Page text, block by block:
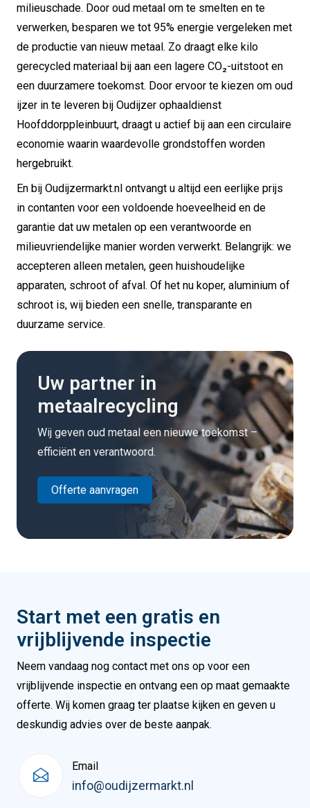
milieuschade. Door oud metaal om te smelten en te
verwerken, besparen we tot 95% energie vergeleken met
de productie van nieuw metaal. Zo draagt elke kilo
gerecycled materiaal bij aan een lagere CO₂-uitstoot en
een duurzamere toekomst. Door ervoor te kiezen om oud
ijzer in te leveren bij Oudijzer ophaaldienst
Hoofddorppleinbuurt, draagt u actief bij aan een circulaire
economie waarin waardevolle grondstoffen worden
hergebruikt.
En bij Oudijzermarkt.nl ontvangt u altijd een eerlijke prijs
in contanten voor een voldoende hoeveelheid en de
garantie dat uw metalen op een verantwoorde en
milieuvriendelijke manier worden verwerkt. Belangrijk: we
accepteren alleen metalen, geen huishoudelijke
apparaten, schroot of afval. Of het nu koper, aluminium of
schroot is, wij bieden een snelle, transparante en
duurzame service.
Uw partner in
metaalrecycling
Wij geven oud metaal een nieuwe toekomst –
efficiënt en verantwoord.
Offerte aanvragen
Start met een gratis en
vrijblijvende inspectie
Neem vandaag nog contact met ons op voor een
vrijblijvende inspectie en ontvang een op maat gemaakte
offerte. Wij komen graag ter plaatse kijken en geven u
deskundig advies over de beste aanpak.
Email
info@oudijzermarkt.nl